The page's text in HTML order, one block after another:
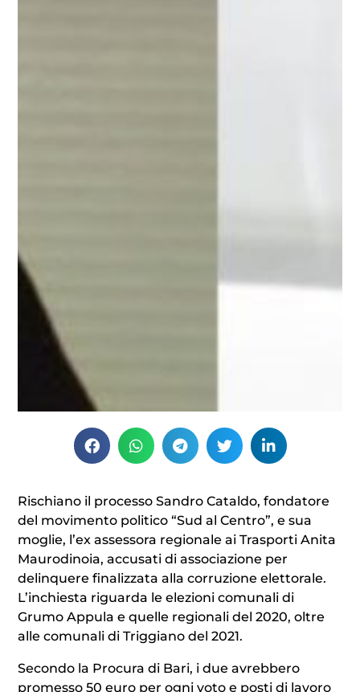
Rischiano il processo Sandro Cataldo, fondatore
del movimento politico “Sud al Centro”, e sua
moglie, l’ex assessora regionale ai Trasporti Anita
Maurodinoia, accusati di associazione per
delinquere finalizzata alla corruzione elettorale.
L’inchiesta riguarda le elezioni comunali di
Grumo Appula e quelle regionali del 2020, oltre
alle comunali di Triggiano del 2021.
Secondo la Procura di Bari, i due avrebbero
promesso 50 euro per ogni voto e posti di lavoro